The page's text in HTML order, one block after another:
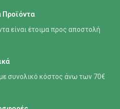
Προϊόντα
είναι έτοιμα προς αποστολή
συνολικό κόστος άνω των 70€